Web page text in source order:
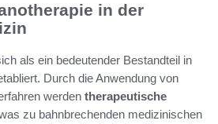
in der
als ein bedeutender Bestandteil in
Durch die Anwendung von
werden therapeutische
zu bahnbrechenden medizinischen